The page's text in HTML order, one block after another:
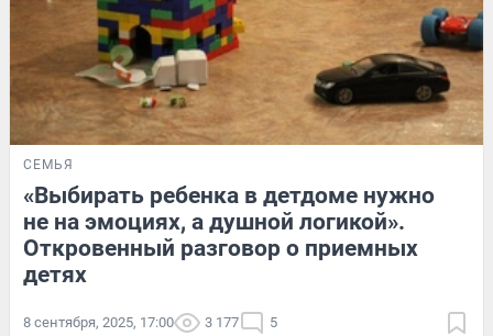
СЕМЬЯ
«Выбирать ребенка в детдоме нужно
не на эмоциях, а душной логикой».
Откровенный разговор о приемных
детях
8 сентября, 2025, 17:00 3 177 5